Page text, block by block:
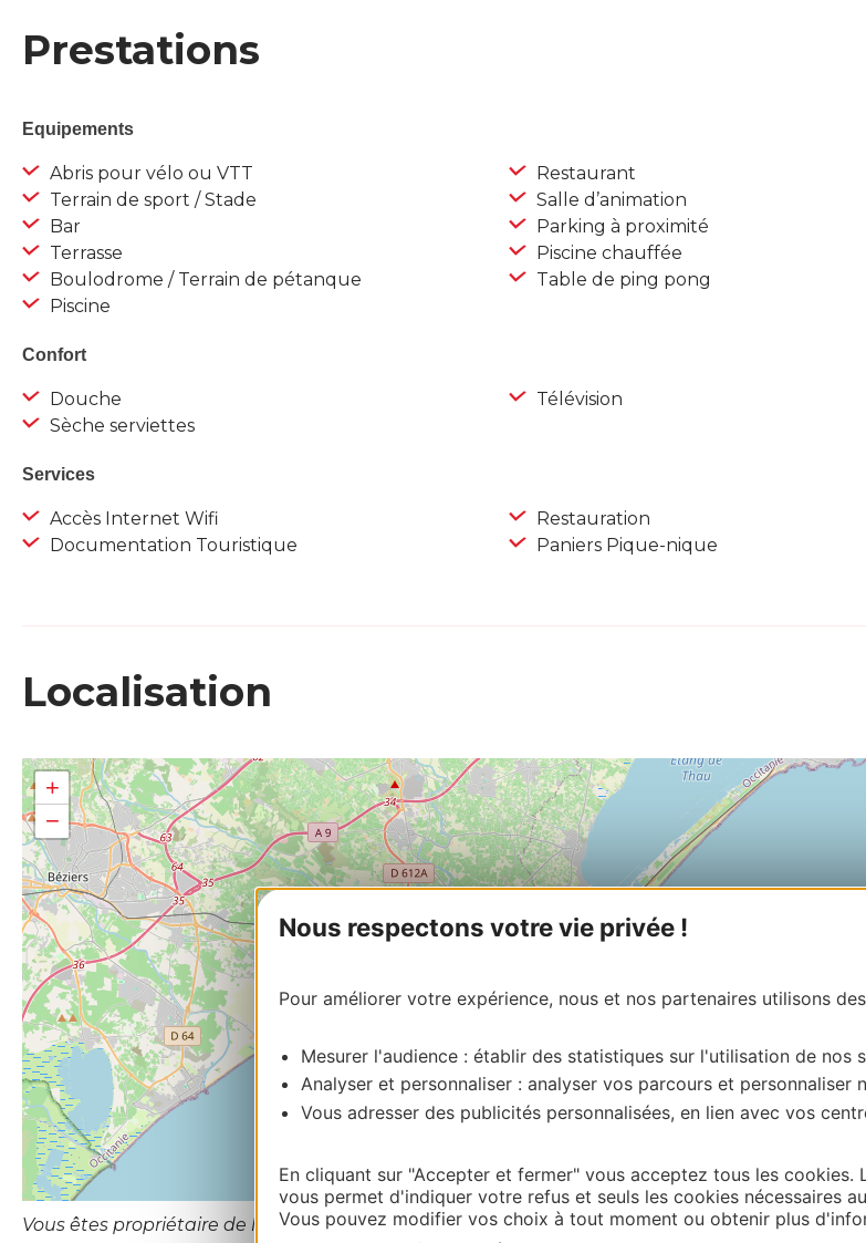
Nous respectons votre vie privée !
Pour améliorer votre expérience, nous et nos partenaires utilisons
Mesurer l'audience : établir des statistiques sur l'utilisation de nos
Analyser et personnaliser : analyser vos parcours et
Vous adresser des publicités personnalisées, en lien avec vos
En cliquant sur "Accepter et fermer" vous acceptez tous les
vous permet d'indiquer votre refus et seuls les cookies nécessaires
Vous pouvez modifier vos choix à tout moment ou obtenir plus
Prestations
Equipements
Abris pour vélo ou VTT
Terrain de sport / Stade
Bar
Terrasse
Boulodrome / Terrain de pétanque
Piscine
Restaurant
Salle d’animation
Parking à proximité
Piscine chauffée
Table de ping pong
Confort
Douche
Sèche serviettes
Télévision
Services
Accès Internet Wifi
Documentation Touristique
Restauration
Paniers Pique-nique
Localisation
+
−
Leaflet | Map data ©
Vous êtes propriétaire de l’établissement ou le gestionnaire de cette activité?